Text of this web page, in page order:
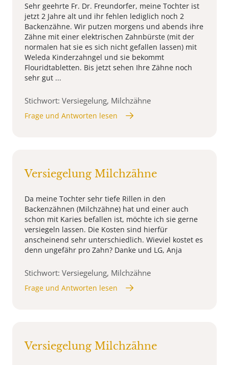
Sehr geehrte Fr. Dr. Freundorfer, meine Tochter ist
jetzt 2 Jahre alt und ihr fehlen lediglich noch 2
Backenzähne. Wir putzen morgens und abends ihre
Zähne mit einer elektrischen Zahnbürste (mit der
normalen hat sie es sich nicht gefallen lassen) mit
Weleda Kinderzahngel und sie bekommt
Flouridtabletten. Bis jetzt sehen Ihre Zähne noch
sehr gut ...
Stichwort: Versiegelung, Milchzähne
Frage und Antworten lesen
Versiegelung Milchzähne
Da meine Tochter sehr tiefe Rillen in den
Backenzähnen (Milchzähne) hat und einer auch
schon mit Karies befallen ist, möchte ich sie gerne
versiegeln lassen. Die Kosten sind hierfür
anscheinend sehr unterschiedlich. Wieviel kostet es
denn ungefähr pro Zahn? Danke und LG, Anja
Stichwort: Versiegelung, Milchzähne
Frage und Antworten lesen
Versiegelung Milchzähne